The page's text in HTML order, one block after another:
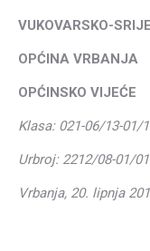
VUKOVARSKO-
OPĆINA VRBANJA
OPĆINSKO VIJEĆE
Klasa: 021-06/13-01/
Urbroj: 2212/08-01/
Vrbanja, 20. lipnja